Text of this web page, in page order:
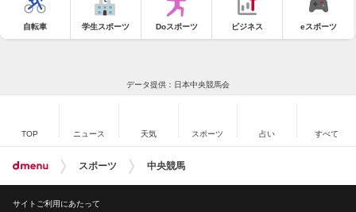
自転車 学生スポーツ Doスポーツ ビジネス eスポーツ
データ提供：日本中央競馬会
TOP ニュース 天気 スポーツ 占い すべて
スポーツ 中央競馬
サイトご利用にあたって